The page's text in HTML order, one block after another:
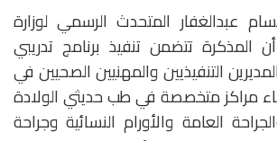
عبدالغفار المتحدث الرسمي لوزارة
المذكرة تتضمن تنفيذ برنامج تدريبي
التنفيذيين والمهنيين الصحيين في
مراكز متخصصة في طب حديثي الولادة
العامة والأورام النسائية وجراحة